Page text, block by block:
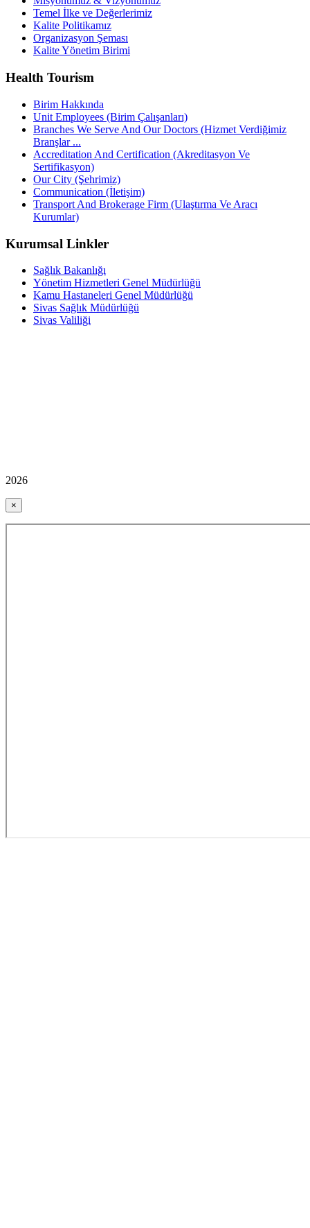
Temel İlke ve Değerlerimiz
Kalite Politikamız
Organizasyon Şeması
Kalite Yönetim Birimi
Health Tourism
Birim Hakkında
Unit Employees (Birim Çalışanları)
Branches We Serve And Our Doctors (Hizmet Verdiğimiz
Branşlar ...
Accreditation And Certification (Akreditasyon Ve
Sertifikasyon)
Our City (Şehrimiz)
Communication (İletişim)
Transport And Brokerage Firm (Ulaştırma Ve Aracı
Kurumlar)
Kurumsal Linkler
Sağlık Bakanlığı
Yönetim Hizmetleri Genel Müdürlüğü
Kamu Hastaneleri Genel Müdürlüğü
Sivas Sağlık Müdürlüğü
Sivas Valiliği
2026
×